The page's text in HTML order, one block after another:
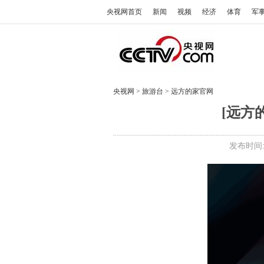
央视网首页 新闻 视频 经济 体育 军
央视网 > 旅游台 > 远方的家官网
[远方
发布时